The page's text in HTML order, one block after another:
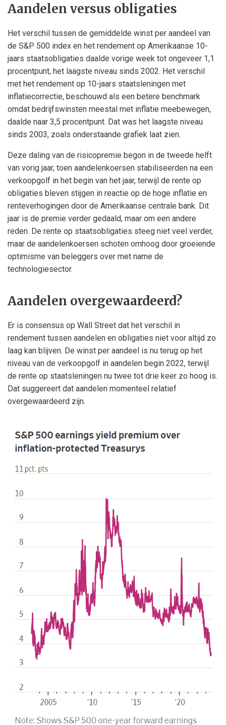
Aandelen versus obligaties
Het verschil tussen de gemiddelde winst per aandeel van
de S&P 500 index en het rendement op Amerikaanse 10-
jaars staatsobligaties daalde vorige week tot ongeveer 1,1
procentpunt, het laagste niveau sinds 2002. Het verschil
met het rendement op 10-jaars staatsleningen met
inflatiecorrectie, beschouwd als een betere benchmark
omdat bedrijfswinsten meestal met inflatie meebewegen,
daalde naar 3,5 procentpunt. Dat was het laagste niveau
sinds 2003, zoals onderstaande grafiek laat zien.
Deze daling van de risicopremie begon in de tweede helft
van vorig jaar, toen aandelenkoersen stabiliseerden na een
verkoopgolf in het begin van het jaar, terwijl de rente op
obligaties bleven stijgen in reactie op de hoge inflatie en
renteverhogingen door de Amerikaanse centrale bank. Dit
jaar is de premie verder gedaald, maar om een andere
reden. De rente op staatsobligaties steeg niet veel verder,
maar de aandelenkoersen schoten omhoog door groeiende
optimisme van beleggers over met name de
technologiesector.
Aandelen overgewaardeerd?
Er is consensus op Wall Street dat het verschil in
rendement tussen aandelen en obligaties niet voor altijd zo
laag kan blijven. De winst per aandeel is nu terug op het
niveau van de verkoopgolf in aandelen begin 2022, terwijl
de rente op staatsleningen nu twee tot drie keer zo hoog is.
Dat suggereert dat aandelen momenteel relatief
overgewaardeerd zijn.